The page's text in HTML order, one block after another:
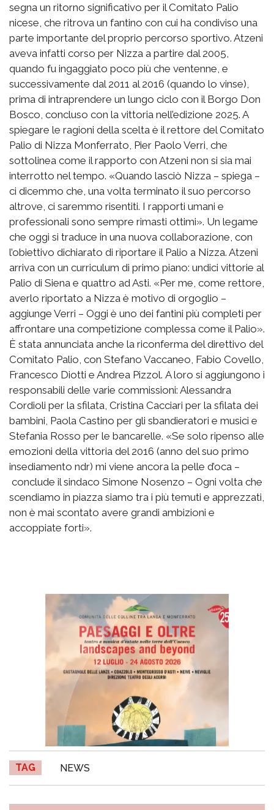
segna un ritorno significativo per il Comitato Palio
nicese, che ritrova un fantino con cui ha condiviso una
parte importante del proprio percorso sportivo. Atzeni
aveva infatti corso per Nizza a partire dal 2005,
quando fu ingaggiato poco più che ventenne, e
successivamente dal 2011 al 2016 (quando lo vinse),
prima di intraprendere un lungo ciclo con il Borgo Don
Bosco, concluso con la vittoria nell’edizione 2025. A
spiegare le ragioni della scelta è il rettore del Comitato
Palio di Nizza Monferrato, Pier Paolo Verri, che
sottolinea come il rapporto con Atzeni non si sia mai
interrotto nel tempo. «Quando lasciò Nizza – spiega –
ci dicemmo che, una volta terminato il suo percorso
altrove, ci saremmo risentiti. I rapporti umani e
professionali sono sempre rimasti ottimi». Un legame
che oggi si traduce in una nuova collaborazione, con
l’obiettivo dichiarato di riportare il Palio a Nizza. Atzeni
arriva con un curriculum di primo piano: undici vittorie al
Palio di Siena e quattro ad Asti. «Per me, come rettore,
averlo riportato a Nizza è motivo di orgoglio –
aggiunge Verri – Oggi è uno dei fantini più completi per
affrontare una competizione complessa come il Palio».
È stata annunciata anche la riconferma del direttivo del
Comitato Palio, con Stefano Vaccaneo, Fabio Covello,
Francesco Diotti e Andrea Pizzol. A loro si aggiungono i
responsabili delle varie commissioni: Alessandra
Cordioli per la sfilata, Cristina Cacciari per la sfilata dei
bambini, Paola Castino per gli sbandieratori e musici e
Stefania Rosso per le bancarelle. «Se solo ripenso alle
emozioni della vittoria del 2016 (anno del suo primo
insediamento ndr) mi viene ancora la pelle d’oca –
conclude il sindaco Simone Nosenzo – Ogni volta che
scendiamo in piazza siamo tra i più temuti e apprezzati,
non è mai scontato avere grandi ambizioni e
accoppiate forti».
TAG NEWS